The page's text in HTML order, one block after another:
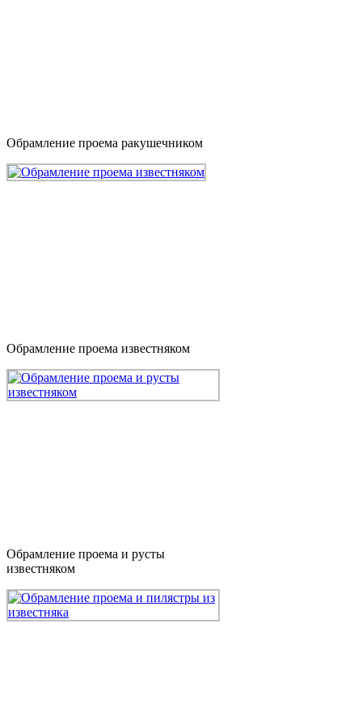
Обрамление проема ракушечником
Обрамление проема известняком
Обрамление проема и русты
известняком